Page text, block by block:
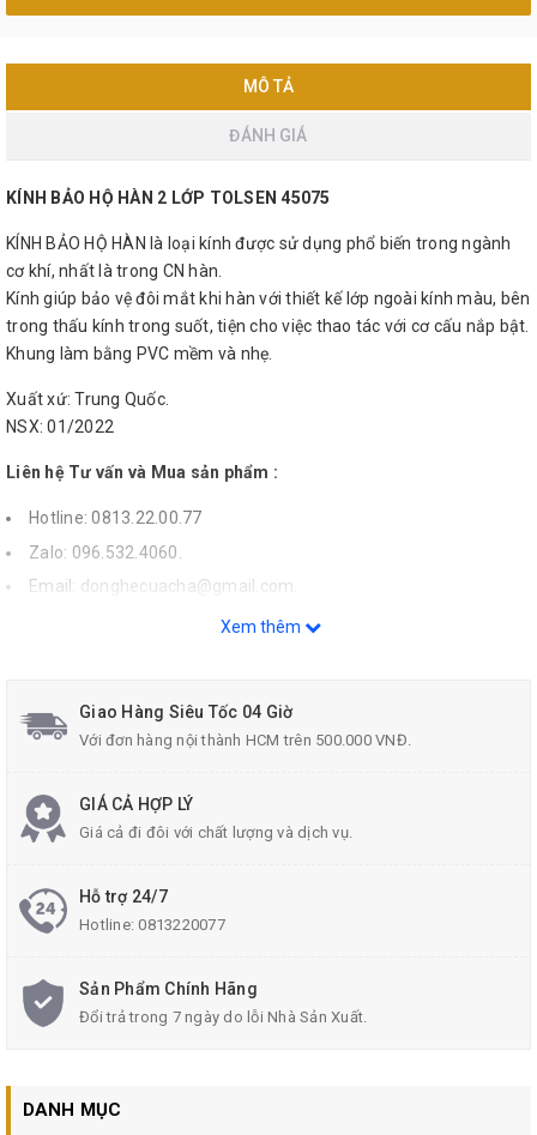
MÔ TẢ
ĐÁNH GIÁ
KÍNH BẢO HỘ HÀN 2 LỚP TOLSEN 45075
KÍNH BẢO HỘ HÀN là loại kính được sử dụng phổ biến trong ngành
cơ khí, nhất là trong CN hàn.
Kính giúp bảo vệ đôi mắt khi hàn với thiết kế lớp ngoài kính màu, bên
trong thấu kính trong suốt, tiện cho việc thao tác với cơ cấu nắp bật.
Khung làm bằng PVC mềm và nhẹ.
Xuất xứ: Trung Quốc.
NSX: 01/2022
Liên hệ Tư vấn và Mua sản phẩm :
Hotline: 0813.22.00.77
Zalo: 096.532.4060.
Email: donghecuacha@gmail.com
Xem thêm
Giao Hàng Siêu Tốc 04 Giờ
Với đơn hàng nội thành HCM trên 500.000 VNĐ.
GIÁ CẢ HỢP LÝ
Giá cả đi đôi với chất lượng và dịch vụ.
Hỗ trợ 24/7
Hotline:0813220077
Sản Phẩm Chính Hãng
Đổi trả trong 7 ngày do lỗi Nhà Sản Xuất.
DANH MỤC